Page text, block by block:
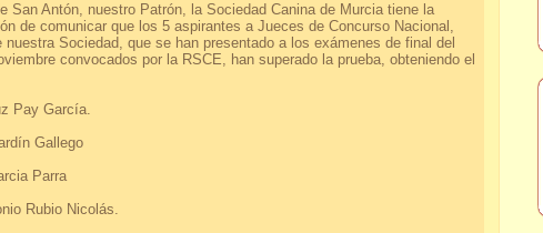
San Antón, nuestro Patrón, la Sociedad Canina de Murcia tiene la
de comunicar que los 5 aspirantes a Jueces de Concurso Nacional,
nuestra Sociedad, que se han presentado a los exámenes de final del
convocados por la RSCE, han superado la prueba, obteniendo el
Pay García.
Gallego
Parra
Rubio Nicolás.